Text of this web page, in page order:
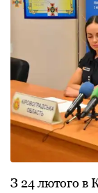
З 24 лютoгo в